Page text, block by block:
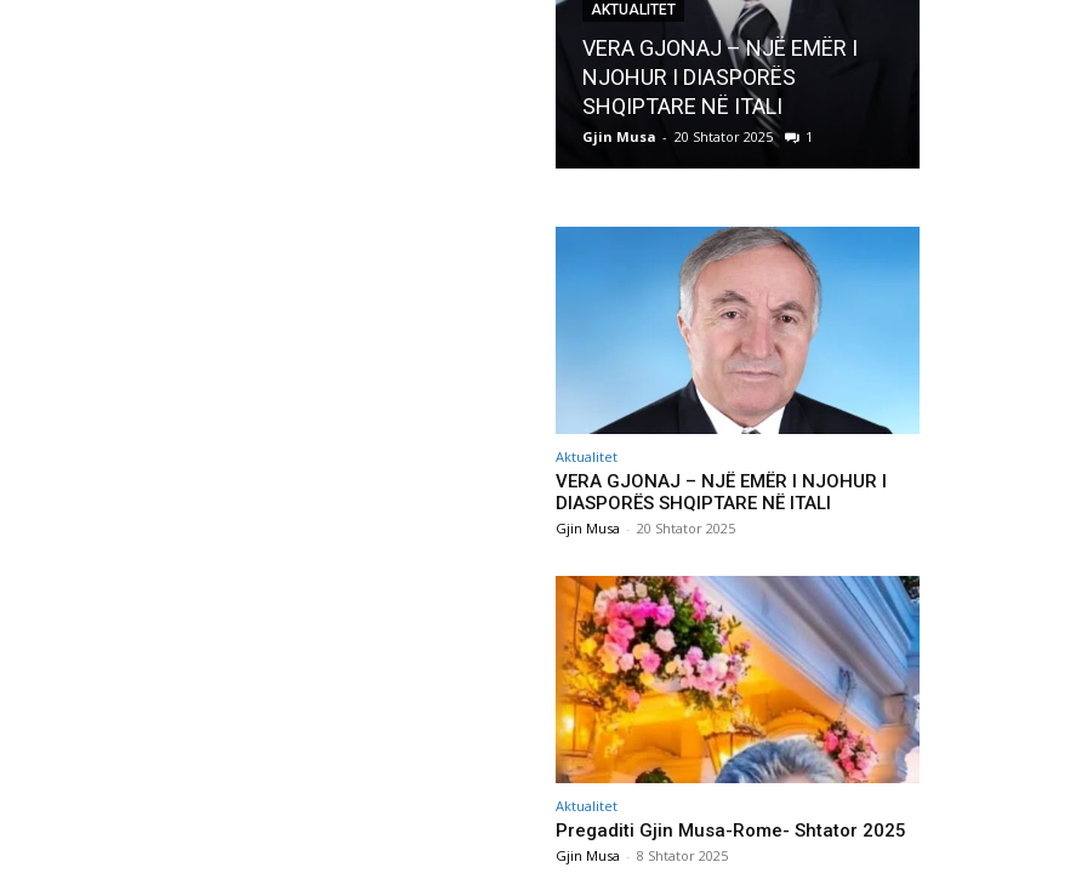
AKTUALITET
VERA GJONAJ – NJË EMËR I
NJOHUR I DIASPORËS
SHQIPTARE NË ITALI
Gjin Musa - 20 Shtator 2025 1
Aktualitet
VERA GJONAJ – NJË EMËR I NJOHUR I
DIASPORËS SHQIPTARE NË ITALI
Gjin Musa - 20 Shtator 2025
Aktualitet
Pregaditi Gjin Musa-Rome- Shtator 2025
Gjin Musa - 8 Shtator 2025